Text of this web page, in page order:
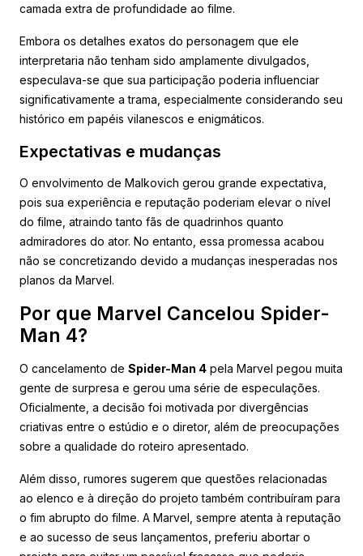
camada extra de profundidade ao filme.
Embora os detalhes exatos do personagem que ele
interpretaria não tenham sido amplamente divulgados,
especulava-se que sua participação poderia influenciar
significativamente a trama, especialmente considerando seu
histórico em papéis vilanescos e enigmáticos.
Expectativas e mudanças
O envolvimento de Malkovich gerou grande expectativa,
pois sua experiência e reputação poderiam elevar o nível
do filme, atraindo tanto fãs de quadrinhos quanto
admiradores do ator. No entanto, essa promessa acabou
não se concretizando devido a mudanças inesperadas nos
planos da Marvel.
Por que Marvel Cancelou Spider-
Man 4?
O cancelamento de Spider-Man 4 pela Marvel pegou muita
gente de surpresa e gerou uma série de especulações.
Oficialmente, a decisão foi motivada por divergências
criativas entre o estúdio e o diretor, além de preocupações
sobre a qualidade do roteiro apresentado.
Além disso, rumores sugerem que questões relacionadas
ao elenco e à direção do projeto também contribuíram para
o fim abrupto do filme. A Marvel, sempre atenta à reputação
e ao sucesso de seus lançamentos, preferiu abortar o